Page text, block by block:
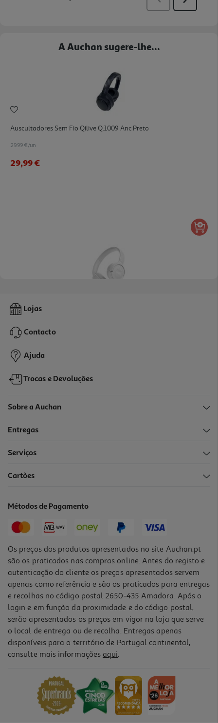
A Auchan sugere-lhe...
Auscultadores Sem Fio Qilive Q.1009 Anc Preto
29.99 €/un
29,99 €
Auscultadores Sem Fio Jbl T 520 Bt Branco
59,99 €
Auscultadores Sem Fio Jbl Tune 775nc Preto
129,99 €
Lojas
Contacto
Ajuda
Trocas e Devoluções
Sobre a Auchan
Entregas
Serviços
Cartões
Métodos de Pagamento
Os preços dos produtos apresentados no site Auchan.pt
são os praticados nas compras online. Antes do registo e
autenticação do cliente os preços apresentados servem
apenas como referência e são os praticados para entregas
e recolhas no código postal 2650-435 Amadora. Após o
login e em função da proximidade e do código postal,
serão apresentados os preços em vigor na loja que serve
o local de entrega ou de recolha. Entregas apenas
disponíveis para o território de Portugal continental,
consulte mais informações aqui.